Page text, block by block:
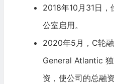
2018年10月31日，
公室启用。
2020年5月，C轮
General Atlantic
资，使公司的总融